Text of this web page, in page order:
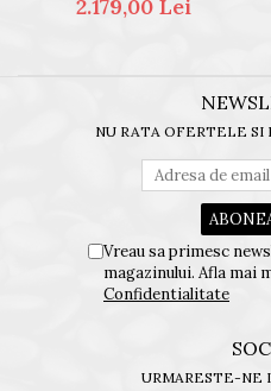
2.179,00 Lei
NU RATA OFERTELE SI
Vreau sa primesc
magazinului. Afla mai
Confidentialitate
URMARESTE-NE